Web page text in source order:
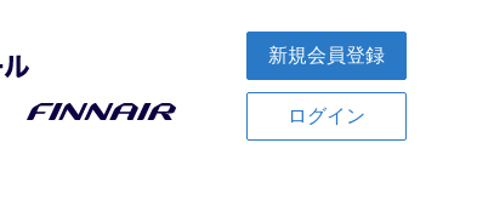
新規会員登録
ログイン